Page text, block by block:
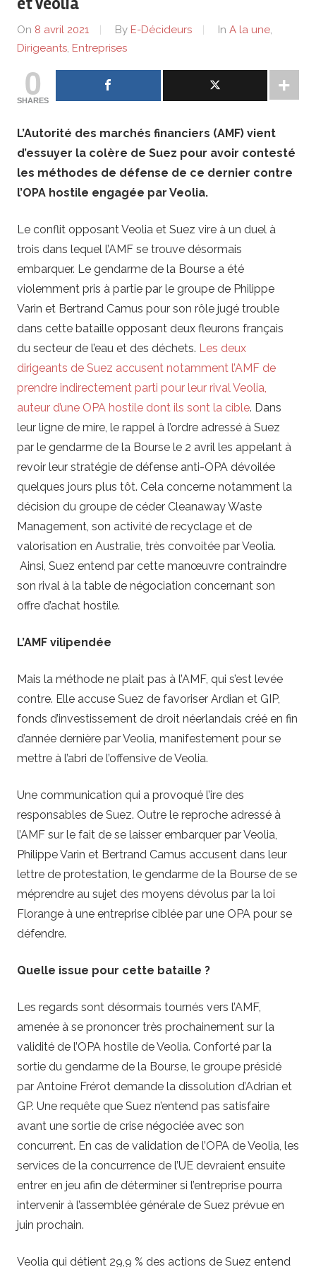
de
lentreprise
et
dirigeants
On 8 avril 2021 By E-Décideurs In A la une,
Dirigeants, Entreprises
0
SHARES
L’Autorité des marchés financiers (AMF) vient
d’essuyer la colère de Suez pour avoir contesté
les méthodes de défense de ce dernier contre
l’OPA hostile engagée par Veolia.
Le conflit opposant Veolia et Suez vire à un duel à
trois dans lequel l’AMF se trouve désormais
embarquer. Le gendarme de la Bourse a été
violemment pris à partie par le groupe de Philippe
Varin et Bertrand Camus pour son rôle jugé trouble
dans cette bataille opposant deux fleurons français
du secteur de l’eau et des déchets. Les deux
dirigeants de Suez accusent notamment l’AMF de
prendre indirectement parti pour leur rival Veolia,
auteur d’une OPA hostile dont ils sont la cible. Dans
leur ligne de mire, le rappel à l’ordre adressé à Suez
par le gendarme de la Bourse le 2 avril les appelant à
revoir leur stratégie de défense anti-OPA dévoilée
quelques jours plus tôt. Cela concerne notamment la
décision du groupe de céder Cleanaway Waste
Management, son activité de recyclage et de
valorisation en Australie, très convoitée par Veolia.
Ainsi, Suez entend par cette manœuvre contraindre
son rival à la table de négociation concernant son
offre d’achat hostile.
L’AMF vilipendée
Mais la méthode ne plait pas à l’AMF, qui s’est levée
contre. Elle accuse Suez de favoriser Ardian et GIP,
fonds d’investissement de droit néerlandais créé en fin
d’année dernière par Veolia, manifestement pour se
mettre à l’abri de l’offensive de Veolia.
Une communication qui a provoqué l’ire des
responsables de Suez. Outre le reproche adressé à
l’AMF sur le fait de se laisser embarquer par Veolia,
Philippe Varin et Bertrand Camus accusent dans leur
lettre de protestation, le gendarme de la Bourse de se
méprendre au sujet des moyens dévolus par la loi
Florange à une entreprise ciblée par une OPA pour se
défendre.
Quelle issue pour cette bataille ?
Les regards sont désormais tournés vers l’AMF,
amenée à se prononcer très prochainement sur la
validité de l’OPA hostile de Veolia. Conforté par la
sortie du gendarme de la Bourse, le groupe présidé
par Antoine Frérot demande la dissolution d’Adrian et
GP. Une requête que Suez n’entend pas satisfaire
avant une sortie de crise négociée avec son
concurrent. En cas de validation de l’OPA de Veolia, les
services de la concurrence de l’UE devraient ensuite
entrer en jeu afin de déterminer si l’entreprise pourra
intervenir à l’assemblée générale de Suez prévue en
juin prochain.
Veolia qui détient 29,9 % des actions de Suez entend